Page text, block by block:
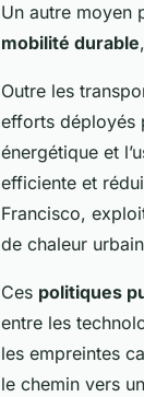
Un autre moyen
mobilité durable
Outre les
efforts déployés
énergétique et
efficiente et
Francisco,
de chaleur
Ces politiques
entre les
les empreintes
le chemin vers